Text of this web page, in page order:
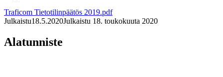
Traficom Tietotilinpäätös 2019.pdf
Julkaistu18.5.2020Julkaistu 18. toukokuuta 2020
Alatunniste